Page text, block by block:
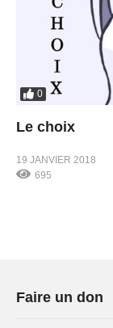
0
Le choix
19 JANVIER 2018
695
Faire un don